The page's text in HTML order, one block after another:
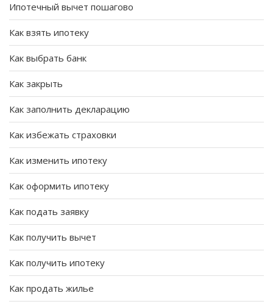
Ипотечный вычет пошагово
Как взять ипотеку
Как выбрать банк
Как закрыть
Как заполнить декларацию
Как избежать страховки
Как изменить ипотеку
Как оформить ипотеку
Как подать заявку
Как получить вычет
Как получить ипотеку
Как продать жилье